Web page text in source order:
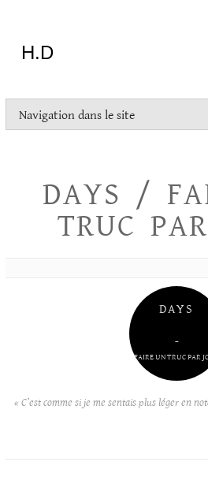
H.D
Navigation dans le site
DAYS /
TRUC
DAYS
–
FAIRE UN TRUC PAR
« C’est comme si je me sentais plus léger en